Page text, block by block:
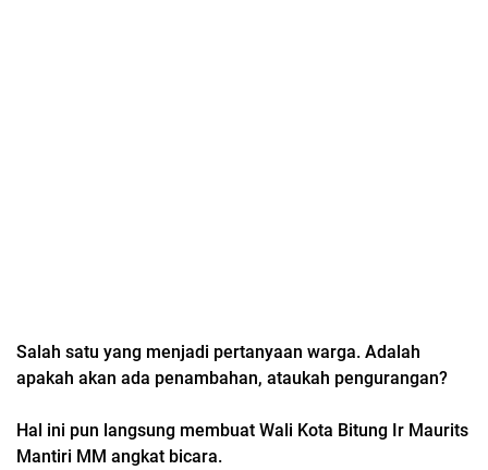
Salah satu yang menjadi pertanyaan warga. Adalah
apakah akan ada penambahan, ataukah pengurangan?
Hal ini pun langsung membuat Wali Kota Bitung Ir Maurits
Mantiri MM angkat bicara.